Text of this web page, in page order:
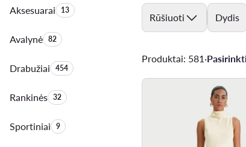
AksesuaraiProduktų skaičius:
13
AvalynėProduktų skaičius:
82
DrabužiaiProduktų skaičius:
454
RankinėsProduktų skaičius:
32
SportiniaiProduktų skaičius:
9
Rūšiuoti Dydis
Produktai: 581 ·